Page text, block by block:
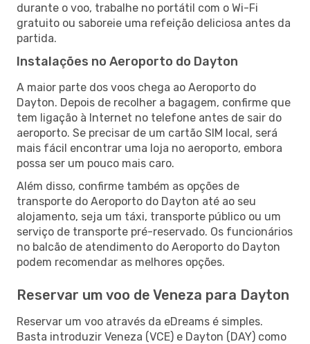
durante o voo, trabalhe no portátil com o Wi-Fi
gratuito ou saboreie uma refeição deliciosa antes da
partida.
Instalações no Aeroporto do Dayton
A maior parte dos voos chega ao Aeroporto do
Dayton. Depois de recolher a bagagem, confirme que
tem ligação à Internet no telefone antes de sair do
aeroporto. Se precisar de um cartão SIM local, será
mais fácil encontrar uma loja no aeroporto, embora
possa ser um pouco mais caro.
Além disso, confirme também as opções de
transporte do Aeroporto do Dayton até ao seu
alojamento, seja um táxi, transporte público ou um
serviço de transporte pré-reservado. Os funcionários
no balcão de atendimento do Aeroporto do Dayton
podem recomendar as melhores opções.
Reservar um voo de Veneza para Dayton
Reservar um voo através da eDreams é simples.
Basta introduzir Veneza (VCE) e Dayton (DAY) como